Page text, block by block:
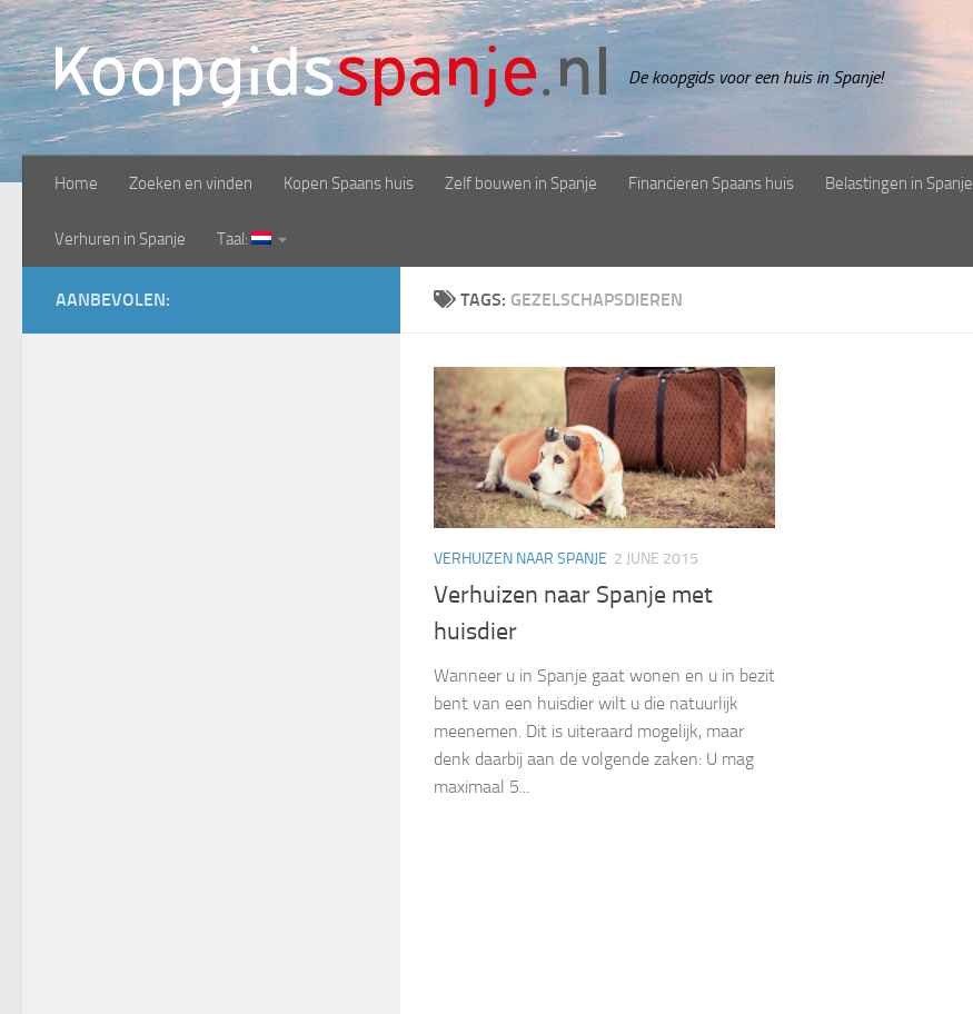
Doorgaan naar inhoud
De koopgids voor een huis in Spanje!
Home Zoeken en vinden Kopen Spaans huis Zelf bouwen in Spanje Financieren Spaans huis Belastingen in Spanje
Verhuren in Spanje Taal:
TAGS: GEZELSCHAPSDIEREN
VERHUIZEN NAAR SPANJE 2 JUNE 2015
Verhuizen naar Spanje met
huisdier
Wanneer u in Spanje gaat wonen en u in bezit
bent van een huisdier wilt u die natuurlijk
meenemen. Dit is uiteraard mogelijk, maar
denk daarbij aan de volgende zaken: U mag
maximaal 5...
AANBEVOLEN: